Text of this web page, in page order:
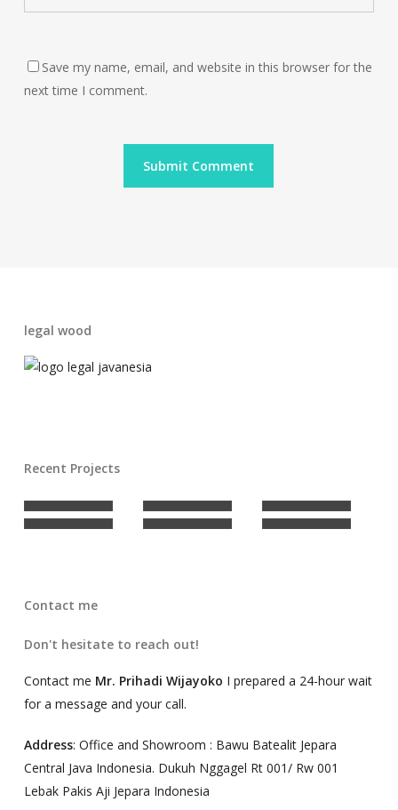
Save my name, email, and website in this browser for the
next time I comment.
legal wood
Recent Projects
Contact me
Don't hesitate to reach out!
Contact me Mr. Prihadi Wijayoko I prepared a 24-hour wait
for a message and your call.
Address: Office and Showroom : Bawu Batealit Jepara
Central Java Indonesia. Dukuh Nggagel Rt 001/ Rw 001
Lebak Pakis Aji Jepara Indonesia